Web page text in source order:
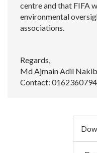
centre and that FIFA
environmental
associations.
Regards,
Md Ajmain Adil Nakib
Contact: